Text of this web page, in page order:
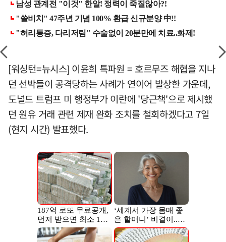
[워싱턴=뉴시스] 이윤희 특파원 = 호르무즈 해협을 지나
던 선박들이 공격당하는 사례가 연이어 발상한 가운데,
도널드 트럼프 미 행정부가 이란에 '당근책'으로 제시했
던 원유 거래 관련 제재 완화 조치를 철회하겠다고 7일
(현지 시간) 발표했다.